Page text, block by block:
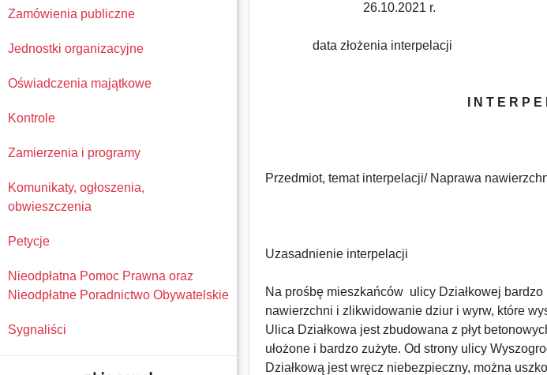
Zamówienia publiczne
Jednostki organizacyjne
Oświadczenia majątkowe
Kontrole
Zamierzenia i programy
Komunikaty, ogłoszenia,
obwieszczenia
Petycje
Nieodpłatna Pomoc Prawna oraz
Nieodpłatne Poradnictwo Obywatelskie
Sygnaliści
26.10.2021 r.
data złożenia interpelacji
I N T E R P E
Przedmiot, temat interpelacji/ Naprawa
Uzasadnienie interpelacji
Na prośbę mieszkańców ulicy Działkowej
nawierzchni i zlikwidowanie dziur i wyrw, które
Ulica Działkowa jest zbudowana z płyt
ułożone i bardzo zużyte. Od strony ulicy
Działkową jest wręcz niebezpieczny, można